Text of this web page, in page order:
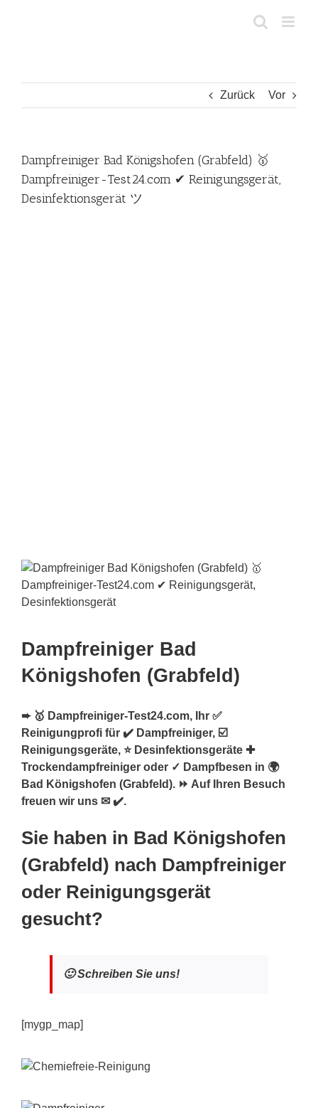
Zurück Vor
Dampfreiniger Bad Königshofen (Grabfeld) 🥇
Dampfreiniger-Test24.com ✔ Reinigungsgerät,
Desinfektionsgerät ツ
Dampfreiniger Bad
Königshofen (Grabfeld)
➨ 🥇 Dampfreiniger-Test24.com, Ihr ✅
Reinigungprofi für ✔️ Dampfreiniger, ☑️
Reinigungsgeräte, ⭐ Desinfektionsgeräte ✚
Trockendampfreiniger oder ✓ Dampfbesen in 🌍
Bad Königshofen (Grabfeld). ⏩ Auf Ihren Besuch
freuen wir uns ✉ ✔️.
Sie haben in Bad Königshofen
(Grabfeld) nach Dampfreiniger
oder Reinigungsgerät
gesucht?
🙂 Schreiben Sie uns!
[mygp_map]